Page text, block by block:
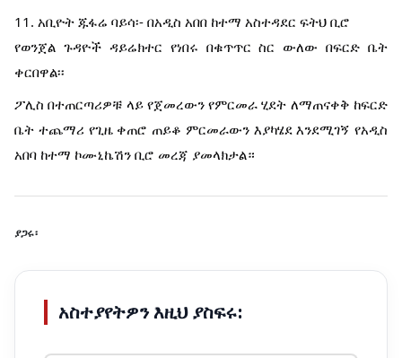
11. አቢዮት ጁፋሬ ባይሳ፡- በአዲስ አበበ ከተማ አስተዳደር ፍትህ ቢሮ
የወንጀል ጉዳዮች ዳይሬክተር የነበሩ በቁጥጥር ስር ውለው በፍርድ ቤት
ቀርበዋል፡፡
ፖሊስ በተጠርጣሪዎቹ ላይ የጀመረውን የምርመራ ሂደት ለማጠናቀቅ ከፍርድ
ቤት ተጨማሪ የጊዜ ቀጠሮ ጠይቆ ምርመራውን እያካሄደ እንደሚገኝ የአዲስ
አበባ ከተማ ኮሙኒኬሽን ቢሮ መረጃ ያመላክታል።
ያጋሩ፡
አስተያየትዎን እዚህ ያስፍሩ: